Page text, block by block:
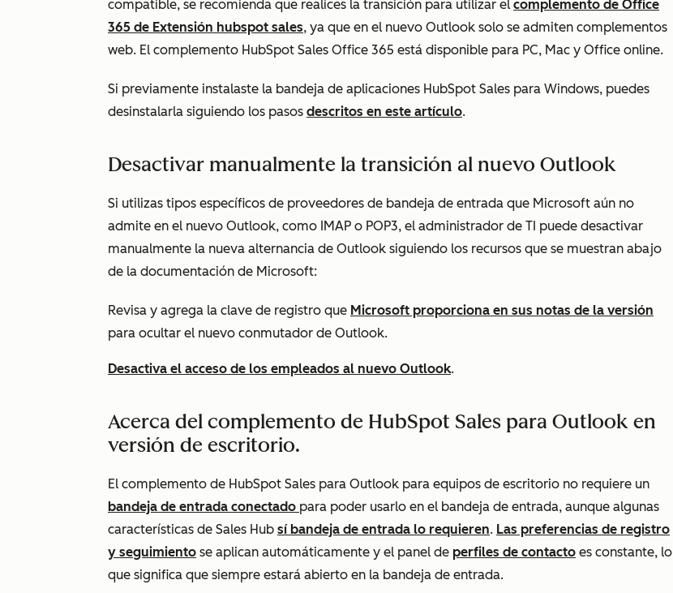
compatible, se recomienda que realices la transición para utilizar el complemento de Office
365 de Extensión hubspot sales, ya que en el nuevo Outlook solo se admiten complementos
web. El complemento HubSpot Sales Office 365 está disponible para PC, Mac y Office online.
Si previamente instalaste la bandeja de aplicaciones HubSpot Sales para Windows, puedes
desinstalarla siguiendo los pasos descritos en este artículo.
Desactivar manualmente la transición al nuevo Outlook
Si utilizas tipos específicos de proveedores de bandeja de entrada que Microsoft aún no
admite en el nuevo Outlook, como IMAP o POP3, el administrador de TI puede desactivar
manualmente la nueva alternancia de Outlook siguiendo los recursos que se muestran abajo
de la documentación de Microsoft:
Revisa y agrega la clave de registro que Microsoft proporciona en sus notas de la versión
para ocultar el nuevo conmutador de Outlook.
Desactiva el acceso de los empleados al nuevo Outlook.
Acerca del complemento de HubSpot Sales para Outlook en
versión de escritorio.
El complemento de HubSpot Sales para Outlook para equipos de escritorio no requiere un
bandeja de entrada conectado para poder usarlo en el bandeja de entrada, aunque algunas
características de Sales Hub sí bandeja de entrada lo requieren. Las preferencias de registro
y seguimiento se aplican automáticamente y el panel de perfiles de contacto es constante, lo
que significa que siempre estará abierto en la bandeja de entrada.